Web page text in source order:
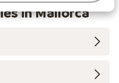
in Mallorca